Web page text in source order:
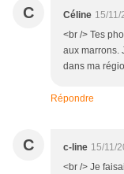
C Céline 15/11/
<br /> Tes
aux marrons.
dans ma
Répondre
C c-line 15/11/
<br /> Je